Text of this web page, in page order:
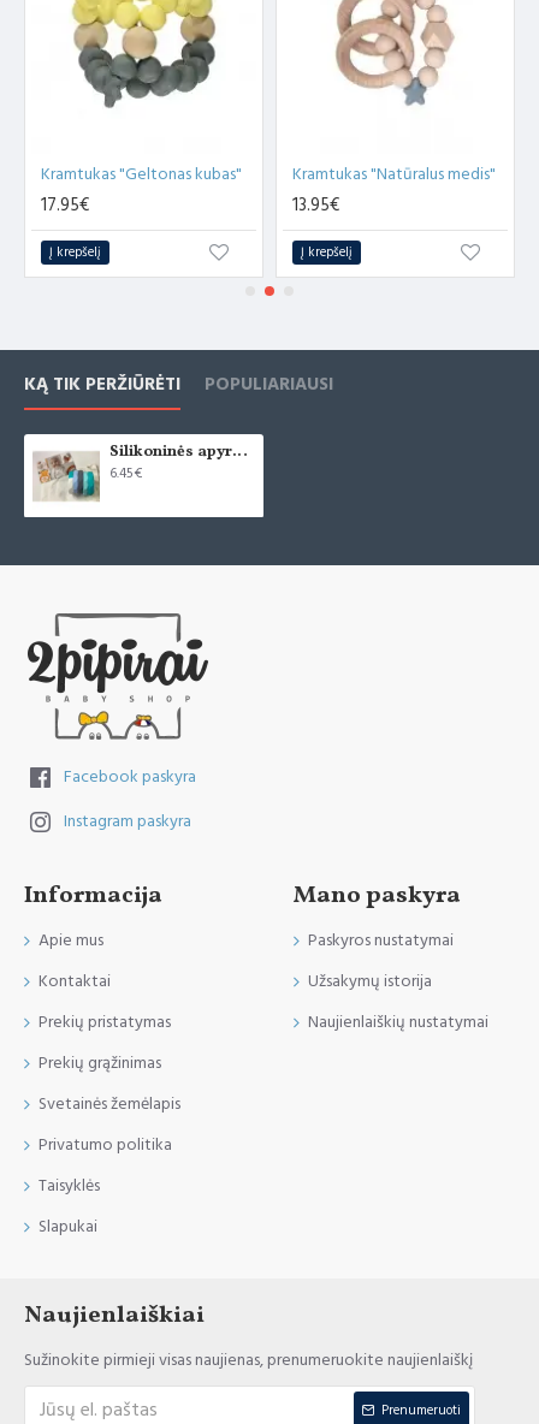
Kramtukas "Geltonas kubas"
17.95€
Į krepšelį
Kramtukas "Natūralus medis"
13.95€
Į krepšelį
KĄ TIK PERŽIŪRĖTI POPULIARIAUSI
Silikoninės apyrankės - kramtukai
6.45€
Facebook paskyra
Instagram paskyra
Informacija
Apie mus
Kontaktai
Prekių pristatymas
Prekių grąžinimas
Svetainės žemėlapis
Privatumo politika
Taisyklės
Slapukai
Mano paskyra
Paskyros nustatymai
Užsakymų istorija
Naujienlaiškių nustatymai
Naujienlaiškiai
Sužinokite pirmieji visas naujienas, prenumeruokite naujienlaiškį
Prenumeruoti